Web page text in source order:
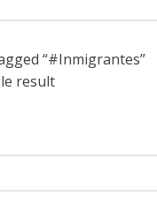
“#Inmigrantes”
result